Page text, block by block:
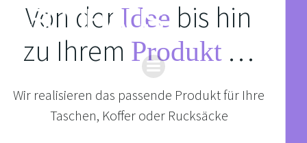
Inhalt
springen
Von der Idee bis hin
zu Ihrem Produkt …
Wir realisieren das passende Produkt für Ihre
Taschen, Koffer oder Rucksäcke